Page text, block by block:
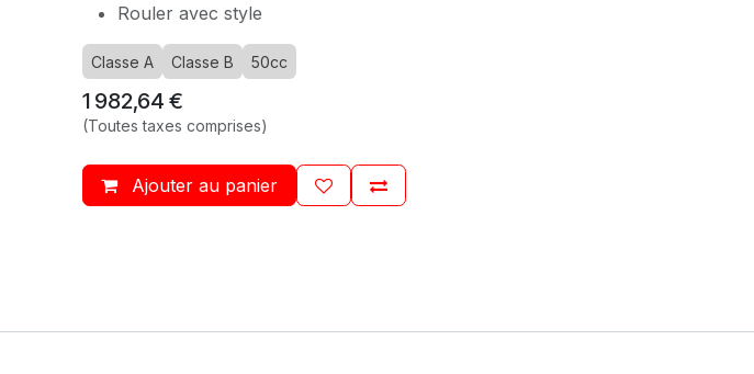
Rouler avec style
Classe A Classe B 50cc
1 982,64 €
(Toutes taxes comprises)
Ajouter au panier